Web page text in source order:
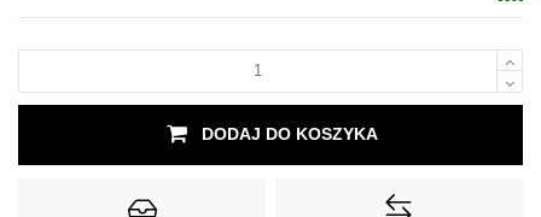
DODAJ DO KOSZYKA